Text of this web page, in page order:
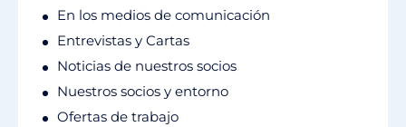
En los medios de comunicación
Entrevistas y Cartas
Noticias de nuestros socios
Nuestros socios y entorno
Ofertas de trabajo